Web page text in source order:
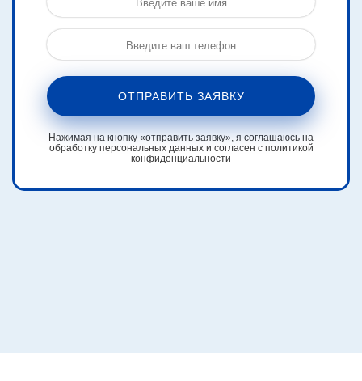
ОТПРАВИТЬ ЗАЯВКУ
Нажимая на кнопку «отправить заявку», я соглашаюсь на
обработку персональных данных и согласен с политикой
конфиденциальности